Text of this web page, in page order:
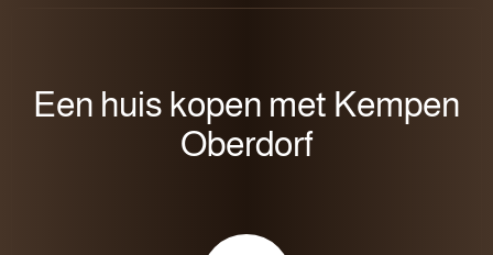
Een huis kopen met Kempen
Oberdorf